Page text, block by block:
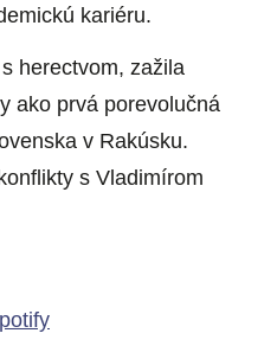
kariéru.
herectvom, zažila
ako prvá porevolučná
v Rakúsku.
s Vladimírom